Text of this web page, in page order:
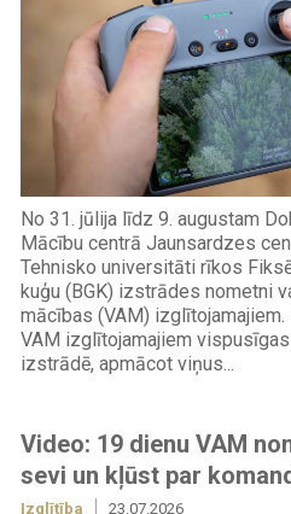
No 31. jūlija līdz 9. augustam
Mācību centrā Jaunsardzes
Tehnisko universitāti rīkos
kuģu (BGK) izstrādes nometni
mācības (VAM)
VAM izglītojamajiem
izstrādē, apmācot viņus...
Video: 19 dienu VAM
sevi un kļūst par
Izglītība 23.07.2026